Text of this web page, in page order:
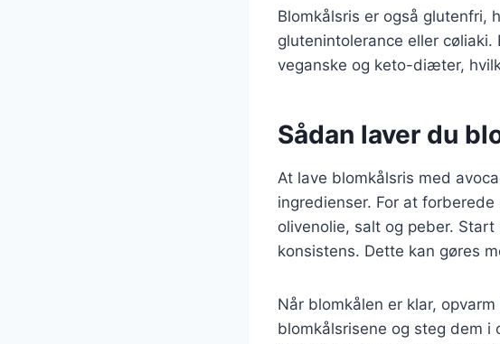
Blomkålsris er også glutenfri,
glutenintolerance eller
veganske og keto-diæter,
Sådan laver du
At lave blomkålsris med
ingredienser. For at
olivenolie, salt og peber.
konsistens. Dette kan gøres
Når blomkålen er klar,
blomkålsrisene og steg dem